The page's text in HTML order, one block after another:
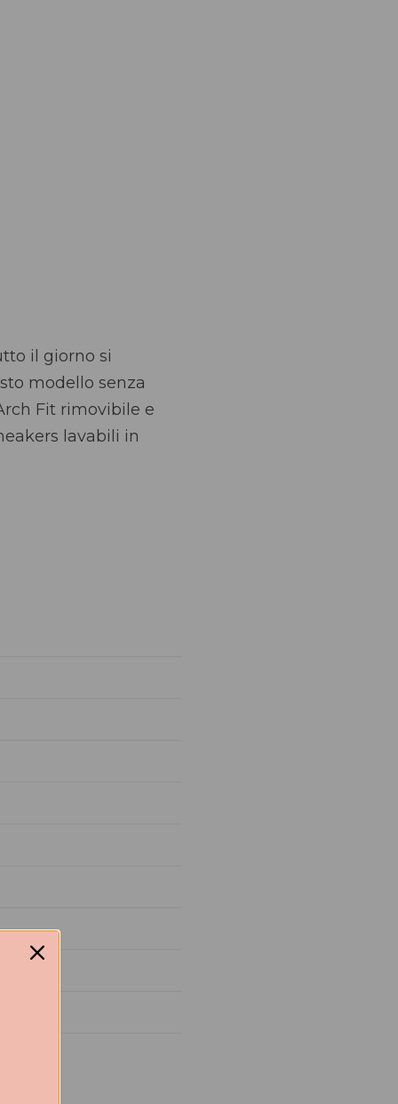
il giorno si
modello senza
Fit rimovibile e
lavabili in